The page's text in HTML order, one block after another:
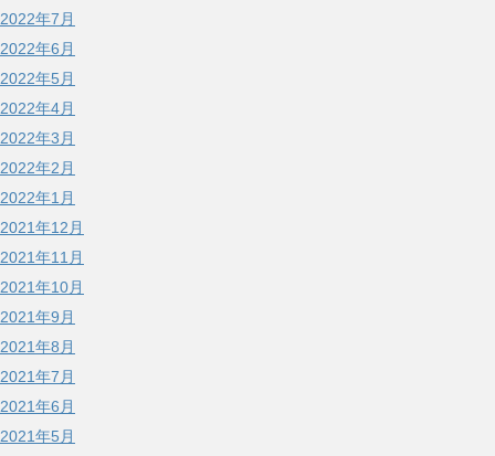
2022年7月
2022年6月
2022年5月
2022年4月
2022年3月
2022年2月
2022年1月
2021年12月
2021年11月
2021年10月
2021年9月
2021年8月
2021年7月
2021年6月
2021年5月